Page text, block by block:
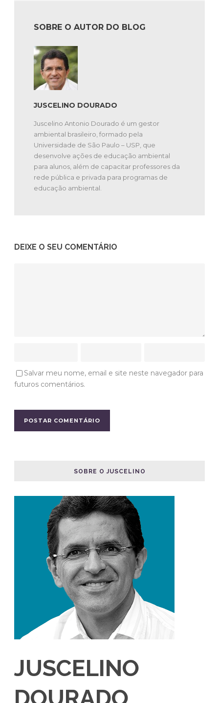
SOBRE O AUTOR DO BLOG
JUSCELINO DOURADO
Juscelino Antonio Dourado é um gestor
ambiental brasileiro, formado pela
Universidade de São Paulo – USP, que
desenvolve ações de educação ambiental
para alunos, além de capacitar professores da
rede pública e privada para programas de
educação ambiental.
DEIXE O SEU COMENTÁRIO
Salvar meu nome, email e site neste navegador para
futuros comentários.
SOBRE O JUSCELINO
JUSCELINO